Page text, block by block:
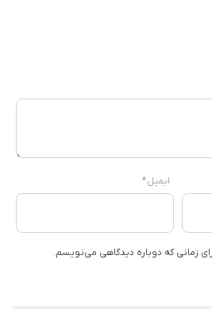
ایمیل*
زمانی که دوباره دیدگاهی می‌نویسم.